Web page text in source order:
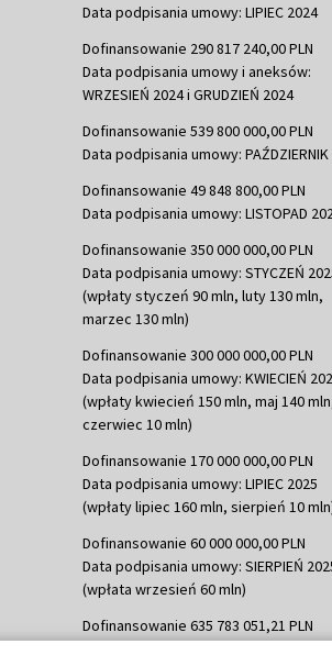
Data podpisania umowy: LIPIEC 2024
Dofinansowanie 290 817 240,00 PLN
Data podpisania umowy i aneksów:
WRZESIEŃ 2024 i GRUDZIEŃ 2024
Dofinansowanie 539 800 000,00 PLN
Data podpisania umowy: PAŹDZIERNIK
Dofinansowanie 49 848 800,00 PLN
Data podpisania umowy: LISTOPAD
Dofinansowanie 350 000 000,00 PLN
Data podpisania umowy: STYCZEŃ
(wpłaty styczeń 90 mln, luty 130 mln,
marzec 130 mln)
Dofinansowanie 300 000 000,00 PLN
Data podpisania umowy: KWIECIEŃ
(wpłaty kwiecień 150 mln, maj 140
czerwiec 10 mln)
Dofinansowanie 170 000 000,00 PLN
Data podpisania umowy: LIPIEC 2025
(wpłaty lipiec 160 mln, sierpień 10
Dofinansowanie 60 000 000,00 PLN
Data podpisania umowy: SIERPIEŃ
(wpłata wrzesień 60 mln)
Dofinansowanie 635 783 051,21 PLN